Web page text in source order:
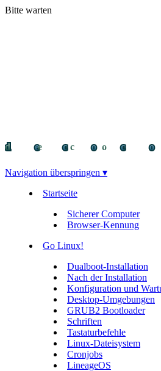
Bitte warten
deco
Navigation überspringen ▾
Startseite
Sicherer Computer
Browser-Kennung
Go Linux!
Dualboot-Installation
Nach der Installation
Konfiguration und
Desktop-Umgebungen
GRUB2 Bootloader
Schriften
Tastaturbefehle
Linux-Dateisystem
Cronjobs
LineageOS